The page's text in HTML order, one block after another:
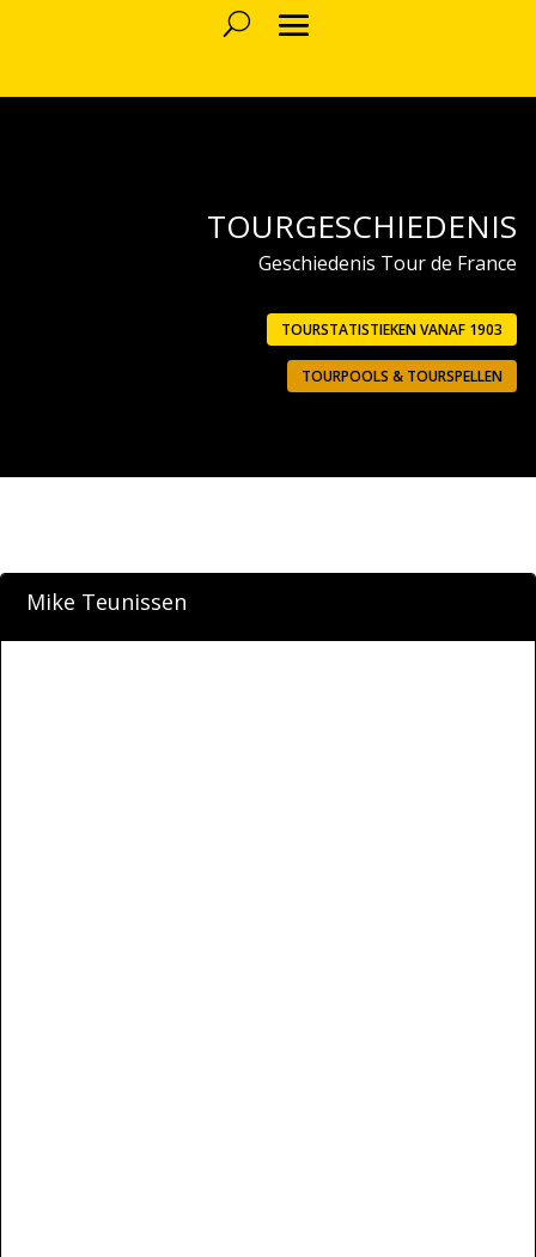
TOURGESCHIEDENIS
Geschiedenis Tour de France
TOURSTATISTIEKEN VANAF 1903
TOURPOOLS & TOURSPELLEN
Mike Teunissen